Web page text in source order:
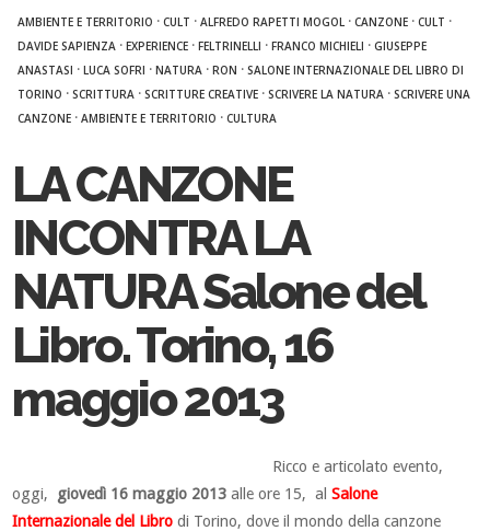
AMBIENTE E TERRITORIO ·CULT ·ALFREDO RAPETTI MOGOL ·CANZONE ·CULT ·
DAVIDE SAPIENZA ·EXPERIENCE ·FELTRINELLI ·FRANCO MICHIELI ·GIUSEPPE
ANASTASI ·LUCA SOFRI ·NATURA ·RON ·SALONE INTERNAZIONALE DEL LIBRO DI
TORINO ·SCRITTURA ·SCRITTURE CREATIVE ·SCRIVERE LA NATURA ·SCRIVERE UNA
CANZONE ·AMBIENTE E TERRITORIO ·CULTURA
LA CANZONE
INCONTRA LA
NATURA Salone del
Libro. Torino, 16
maggio 2013
Ricco e articolato evento,
oggi, giovedì 16 maggio 2013 alle ore 15, alSalone
Internazionale del Libro di Torino, dove il mondo della canzone